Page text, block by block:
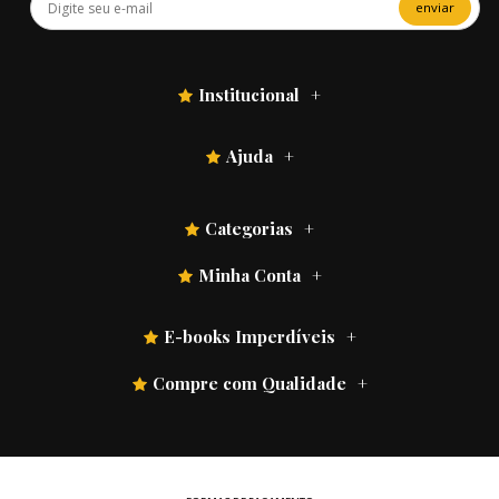
enviar
Institucional
Ajuda
Categorias
Minha Conta
E-books Imperdíveis
Compre com Qualidade